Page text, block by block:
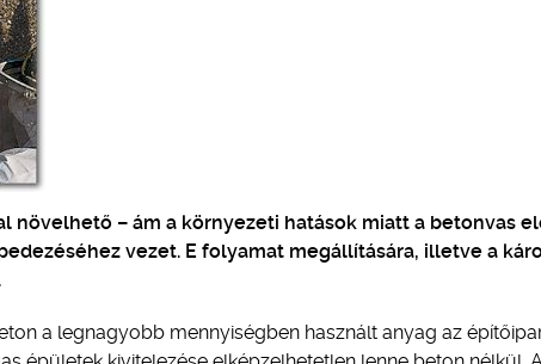
növelhető – ám a környezeti hatások miatt a betonvas
vezet. E folyamat megállítására, illetve a
a legnagyobb mennyiségben használt anyag az